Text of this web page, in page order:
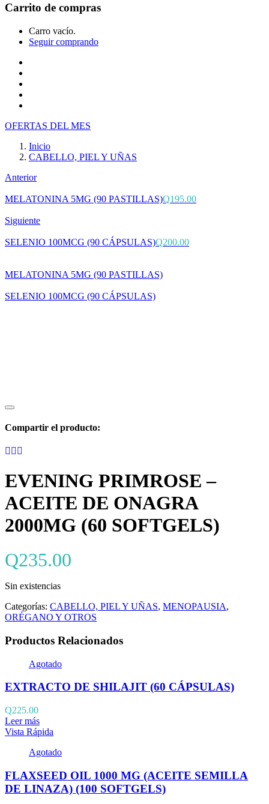
Carrito de compras
Carro vacío.
Seguir comprando
OFERTAS DEL MES
Inicio
CABELLO, PIEL Y UÑAS
Anterior
MELATONINA 5MG (90 PASTILLAS)Q195.00
Siguiente
SELENIO 100MCG (90 CÁPSULAS)Q200.00
MELATONINA 5MG (90 PASTILLAS)
SELENIO 100MCG (90 CÁPSULAS)
Compartir el producto:
EVENING PRIMROSE –
ACEITE DE ONAGRA
2000MG (60 SOFTGELS)
Q235.00
Sin existencias
Categorías: CABELLO, PIEL Y UÑAS, MENOPAUSIA,
ORÉGANO Y OTROS
Productos Relacionados
Agotado
EXTRACTO DE SHILAJIT (60 CÁPSULAS)
Q225.00
Leer más
Vista Rápida
Agotado
FLAXSEED OIL 1000 MG (ACEITE SEMILLA
DE LINAZA) (100 SOFTGELS)